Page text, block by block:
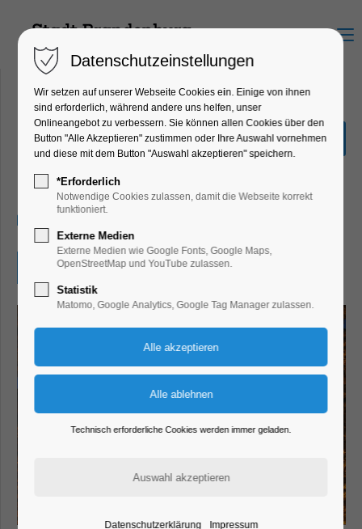
Menu
Krippenausstellung in der
St. Katharinenkirche
Ausstellung, Winterzauber
Eintritt frei
Datenschutzeinstellungen
Wir setzen auf unserer Webseite Cookies ein. Einige von ihnen
sind erforderlich, während andere uns helfen, unser
Onlineangebot zu verbessern. Sie können allen Cookies über den
Button "Alle Akzeptieren" zustimmen oder Ihre Auswahl vornehmen
und diese mit dem Button "Auswahl akzeptieren" speichern.
*Erforderlich
Notwendige Cookies zulassen, damit die Webseite korrekt
funktioniert.
Externe Medien
Externe Medien wie Google Fonts, Google Maps,
OpenStreetMap und YouTube zulassen.
Statistik
Matomo, Google Analytics, Google Tag Manager zulassen.
Technisch erforderliche Cookies werden immer geladen.
Datenschutzerklärung Impressum